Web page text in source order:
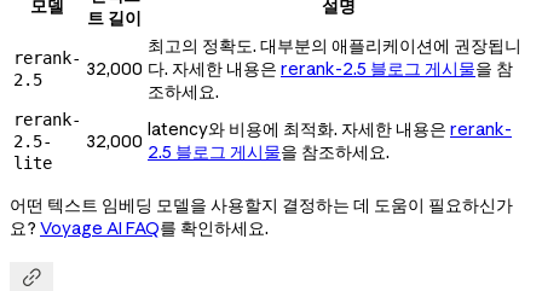
모델
트 길이
설명
rerank-
2.5
32,000
최고의 정확도. 대부분의 애플리케이션에 권장됩니
다. 자세한 내용은 rerank-2.5 블로그 게시물을 참
조하세요.
rerank-
2.5-
lite
32,000
latency와 비용에 최적화. 자세한 내용은 rerank-
2.5 블로그 게시물을 참조하세요.
어떤 텍스트 임베딩 모델을 사용할지 결정하는 데 도움이 필요하신가
요? Voyage AI FAQ를 확인하세요.
